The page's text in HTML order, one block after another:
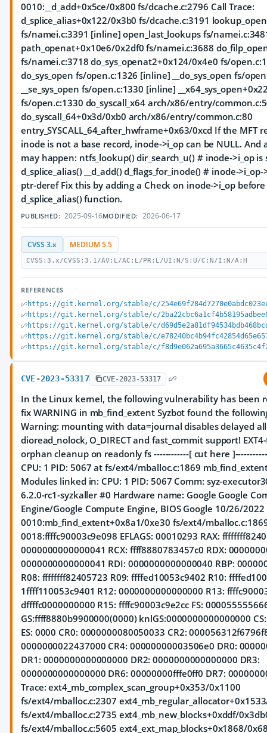
0010:__d_add+0x5ce/0x800 fs/dcache.c:2796 Call Trace:
d_splice_alias+0x122/0x3b0 fs/dcache.c:3191 lookup_open
fs/namei.c:3391 [inline] open_last_lookups fs/
path_openat+0x10e6/0x2df0 fs/namei.c:3688
fs/namei.c:3718 do_sys_openat2+0x124/0x4e0 fs/
do_sys_open fs/open.c:1326 [inline] __do_sys_open fs/
__se_sys_open fs/open.c:1330 [inline]
fs/open.c:1330 do_syscall_x64 arch/x86/entry/
do_syscall_64+0x3d/0xb0 arch/x86/entry/common.c:80
entry_SYSCALL_64_after_hwframe+0x63/0xcd If the MFT
inode is not a base record, inode->i_op can be NULL.
may happen: ntfs_lookup() dir_search_u() # inode->i_op is
d_splice_alias() __d_add() d_flags_for_inode() # inode-
ptr-deref Fix this by adding a Check on inode->i_op
d_splice_alias() function.
PUBLISHED: 2025-09-16MODIFIED: 2026-06-17
CVSS 3.x MEDIUM 5.5
CVSS:3.x/CVSS:3.1/AV:L/AC:L/PR:L/UI:N/S:U/C:N/I:N/A:H
REFERENCES
https://git.kernel.org/stable/c/
https://git.kernel.org/stable/c/
https://git.kernel.org/stable/c/
https://git.kernel.org/stable/c/
https://git.kernel.org/stable/c/
CVE-2023-53317 CVE-2023-53317
In the Linux kernel, the following vulnerability has been
fix WARNING in mb_find_extent Syzbot found the
Warning: mounting with data=journal disables delayed
dioread_nolock, O_DIRECT and fast_commit support!
orphan cleanup on readonly fs ------------[ cut here
CPU: 1 PID: 5067 at fs/ext4/mballoc.c:1869
Modules linked in: CPU: 1 PID: 5067 Comm: syz-
6.2.0-rc1-syzkaller #0 Hardware name: Google Google
Engine/Google Compute Engine, BIOS Google 10/26/2022
0010:mb_find_extent+0x8a1/0xe30 fs/ext4/mballoc.c:1869
0018:ffffc90003c9e098 EFLAGS: 00010293 RAX:
0000000000000041 RCX: ffff8880783457c0 RDX:
0000000000000041 RDI: 0000000000000040 RBP:
R08: ffffffff82405723 R09: ffffed10053c9402 R10:
1ffff110053c9401 R12: 0000000000000000 R13:
dffffc0000000000 R15: ffffc90003c9e2cc FS:
GS:ffff8880b9900000(0000) knlGS:0000000000000000
ES: 0000 CR0: 0000000080050033 CR2:
0000000022437000 CR4: 00000000003506e0 DR0:
DR1: 0000000000000000 DR2: 0000000000000000 DR3:
0000000000000000 DR6: 00000000fffe0ff0 DR7:
Trace:ext4_mb_complex_scan_group+0x353/0x1100
fs/ext4/mballoc.c:2307
fs/ext4/mballoc.c:2735 ext4_mb_new_blocks+0xddf/
fs/ext4/mballoc.c:5605 ext4_ext_map_blocks+0x1868/